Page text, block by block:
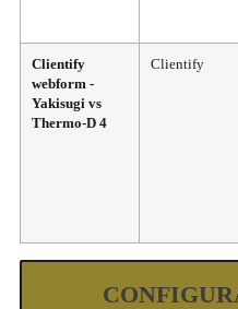
Clientify
webform -
Yakisugi vs
Thermo-D 4
Clientify